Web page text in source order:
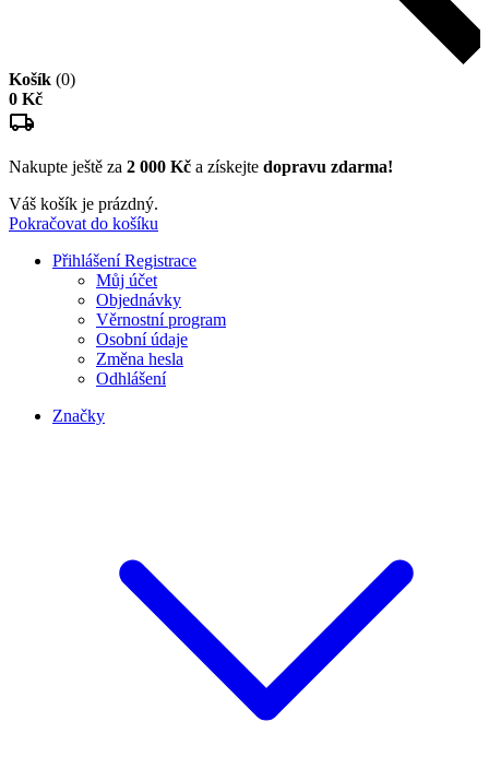
Košík (0)
0 Kč
Nakupte ještě za 2 000 Kč a získejte dopravu zdarma!
Váš košík je prázdný.
Pokračovat do košíku
PřihlášeníRegistrace
Můj účet
Objednávky
Věrnostní program
Osobní údaje
Změna hesla
Odhlášení
Značky